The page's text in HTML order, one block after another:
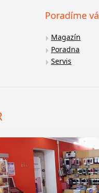
Poradíme
Magazín
Poradna
Servis